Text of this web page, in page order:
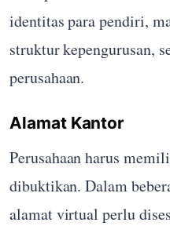
identitas para pendiri,
struktur kepengurusan,
perusahaan.
Alamat Kantor
Perusahaan harus
dibuktikan. Dalam
alamat virtual perlu